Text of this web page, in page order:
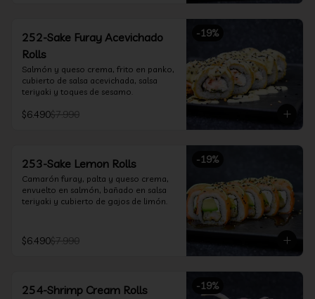
-19%
252-Sake Furay Acevichado
Rolls
Salmón y queso crema, frito en panko,
cubierto de salsa acevichada, salsa
teriyaki y toques de sesamo.
$6.490$7.990
-19%
253-Sake Lemon Rolls
Camarón furay, palta y queso crema,
envuelto en salmón, bañado en salsa
teriyaki y cubierto de gajos de limón.
$6.490$7.990
-19%
254-Shrimp Cream Rolls